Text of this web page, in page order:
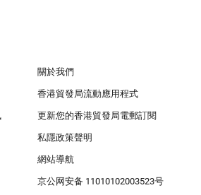
關於我們
香港貿發局流動應用程式
更新您的香港貿發局電郵訂閱
私隱政策聲明
網站導航
京公网安备 11010102003523号